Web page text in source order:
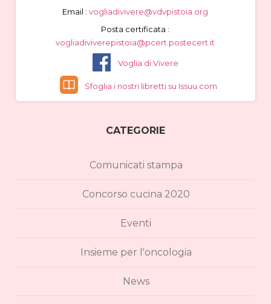
Email : vogliadivivere@vdvpistoia.org
Posta certificata :
vogliadiviverepistoia@pcert.postecert.it
Voglia di Vivere
Sfoglia i nostri libretti su Issuu.com
CATEGORIE
Comunicati stampa
Concorso cucina 2020
Eventi
Insieme per l'oncologia
News